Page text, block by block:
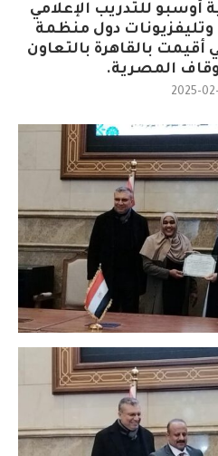
أوسبو للتدريب الإعلامي
وتليفزيونات دول منظمة
أقيمت بالقاهرة بالتعاون
المصرية.
2025-